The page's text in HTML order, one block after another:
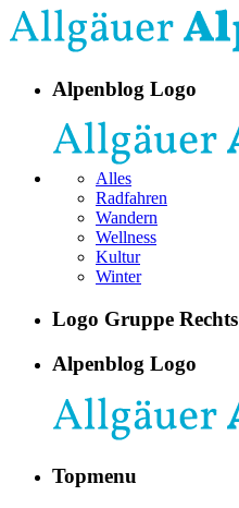
Alpenblog Logo
Alles
Radfahren
Wandern
Wellness
Kultur
Winter
Logo Gruppe Rechts
Alpenblog Logo
Topmenu